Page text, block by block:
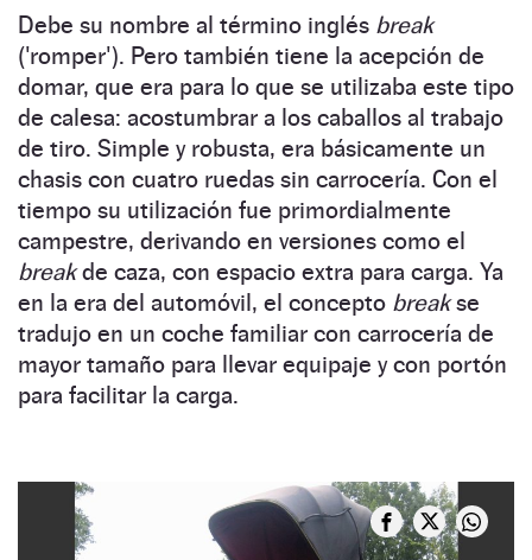
Debe su nombre al término inglés break
('romper'). Pero también tiene la acepción de
domar, que era para lo que se utilizaba este tipo
de calesa: acostumbrar a los caballos al trabajo
de tiro. Simple y robusta, era básicamente un
chasis con cuatro ruedas sin carrocería. Con el
tiempo su utilización fue primordialmente
campestre, derivando en versiones como el
breakde caza, con espacio extra para carga. Ya
en la era del automóvil, el concepto breakse
tradujo en un coche familiar con carrocería de
mayor tamaño para llevar equipaje y con portón
para facilitar la carga.